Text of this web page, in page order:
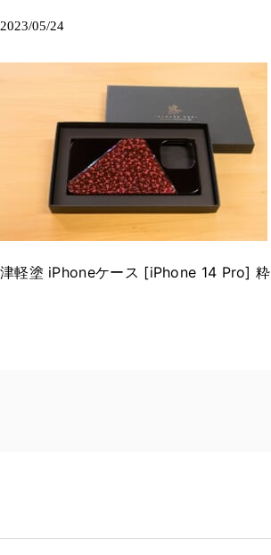
2023/05/24
津軽塗 iPhoneケース [iPhone 14 Pro]